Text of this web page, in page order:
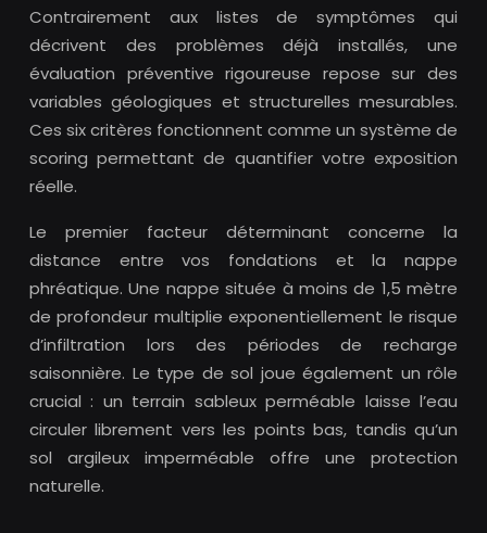
Contrairement aux listes de symptômes qui
décrivent des problèmes déjà installés, une
évaluation préventive rigoureuse repose sur des
variables géologiques et structurelles mesurables.
Ces six critères fonctionnent comme un système de
scoring permettant de quantifier votre exposition
réelle.
Le premier facteur déterminant concerne la
distance entre vos fondations et la nappe
phréatique. Une nappe située à moins de 1,5 mètre
de profondeur multiplie exponentiellement le risque
d’infiltration lors des périodes de recharge
saisonnière. Le type de sol joue également un rôle
crucial : un terrain sableux perméable laisse l’eau
circuler librement vers les points bas, tandis qu’un
sol argileux imperméable offre une protection
naturelle.